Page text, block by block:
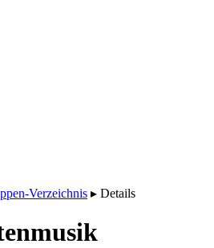
Verzeichnis ▸ Details